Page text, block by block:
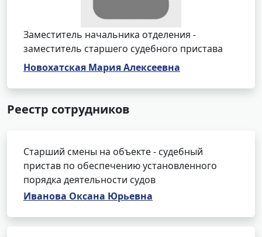
Заместитель начальника отделения -
заместитель старшего судебного пристава
Новохатская Мария Алексеевна
Реестр сотрудников
Старший смены на объекте - судебный
пристав по обеспечению установленного
порядка деятельности судов
Иванова Оксана Юрьевна